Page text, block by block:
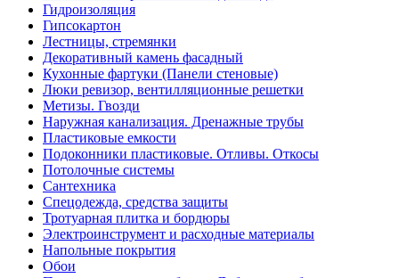
Гидроизоляция
Гипсокартон
Лестницы, стремянки
Декоративный камень фасадный
Кухонные фартуки (Панели стеновые)
Люки ревизор, вентилляционные решетки
Метизы. Гвозди
Наружная канализация. Дренажные трубы
Пластиковые емкости
Подоконники пластиковые. Отливы. Откосы
Потолочные системы
Сантехника
Спецодежда, средства защиты
Тротуарная плитка и бордюры
Электроинструмент и расходные материалы
Напольные покрытия
Обои